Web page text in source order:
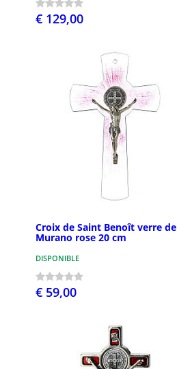
€ 129,00
Croix de Saint Benoît verre de
Murano rose 20 cm
DISPONIBLE
€ 59,00